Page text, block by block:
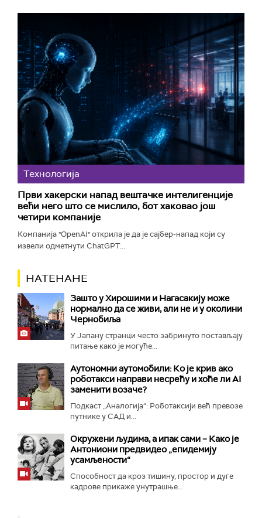
Технологијa
Први хакерски напад вештачке интелигенције
већи него што се мислило, бот хаковао још
четири компаније
Компанија "OpenAI" открила је да је сајбер-напад који су
извели одметнути ChatGPT...
НАТЕНАНЕ
Зашто у Хирошими и Нагасакију може
нормално да се живи, али не и у околини
Чернобиља
У Јапану странци често забринуто постављају
питање како је могуће...
Аутономни аутомобили: Ко је крив ако
роботакси направи несрећу и хоће ли AI
заменити возаче?
Подкаст „Аналогија“: Роботаксији већ превозе
путнике у САД и...
Окружени људима, а ипак сами – Како је
Антониони предвидео „епидемију
усамљености“
Способност да кроз тишину, простор и дуге
кадрове прикаже унутрашње...